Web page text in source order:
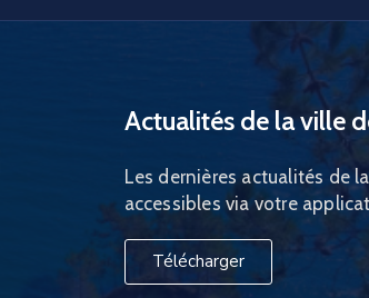
Actualités de la ville
Les dernières actualités de
accessibles via votre
Télécharger